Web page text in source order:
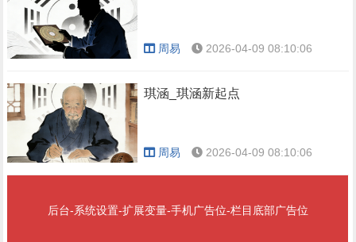
周易 2026-04-09 08:10:06
琪涵_琪涵新起点
周易 2026-04-09 08:10:06
后台-系统设置-扩展变量-手机广告位-栏目底部广告位